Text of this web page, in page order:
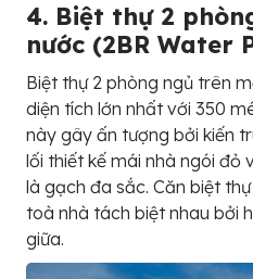
4. Biệt thự 2
nước (2BR Water
Biệt thự 2 phòng ngủ trên
diện tích lớn nhất với 350
này gây ấn tượng bởi kiến
lối thiết kế mái nhà ngói đỏ
là gạch đa sắc. Căn biệt
toà nhà tách biệt nhau bởi
giữa.